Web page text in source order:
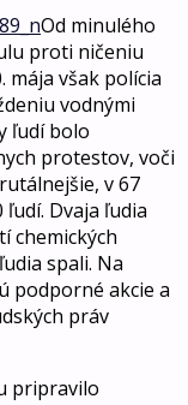
Od minulého
proti ničeniu
mája však polícia
vodnými
ľudí bolo
protestov, voči
v 67
Dvaja ľudia
chemických
spali. Na
podporné akcie a
práv
pripravilo